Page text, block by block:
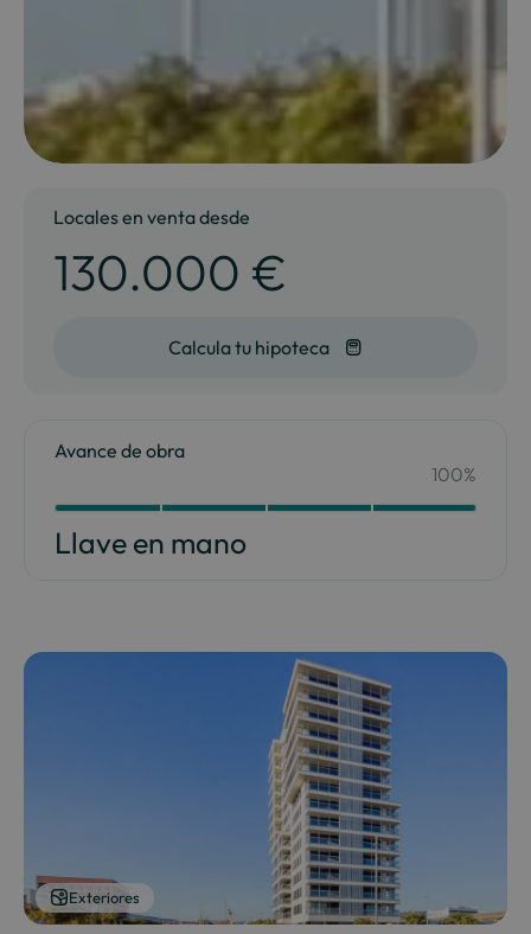
Locales en venta desde
130.000 €
Calcula tu hipoteca
Avance de obra
100%
Your Content Goes Here
Llave en mano
Exteriores